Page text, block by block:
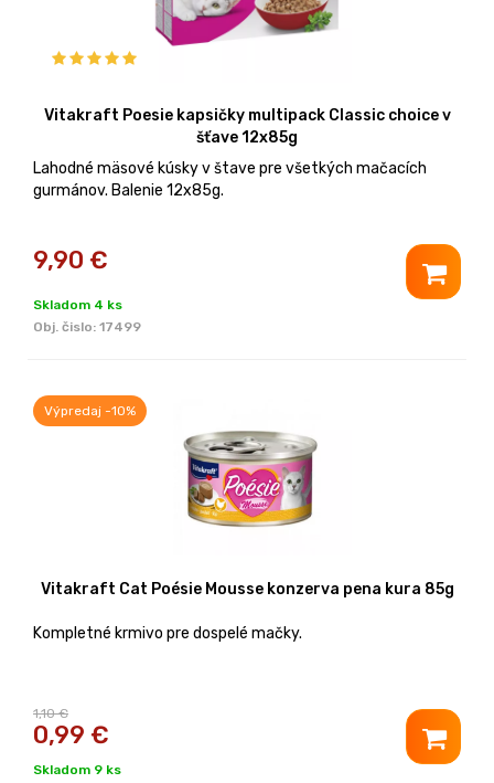
Vitakraft Poesie kapsičky multipack Classic choice v
šťave 12x85g
Lahodné mäsové kúsky v štave pre všetkých mačacích
gurmánov. Balenie 12x85g.
9,90 €
Skladom 4 ks
Obj. čislo: 17499
Výpredaj -10%
Vitakraft Cat Poésie Mousse konzerva pena kura 85g
Kompletné krmivo pre dospelé mačky.
1,10 €
0,99 €
Skladom 9 ks